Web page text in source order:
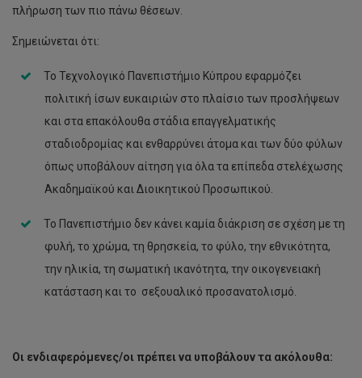
πλήρωση των πιο πάνω θέσεων.
Σημειώνεται ότι:
Το Τεχνολογικό Πανεπιστήμιο Κύπρου εφαρμόζει
πολιτική ίσων ευκαιριών στο πλαίσιο των προσλήψεων
και στα επακόλουθα στάδια επαγγελματικής
σταδιοδρομίας και ενθαρρύνει άτομα και των δύο φύλων
όπως υποβάλουν αίτηση για όλα τα επίπεδα στελέχωσης
Ακαδημαϊκού και Διοικητικού Προσωπικού.
Το Πανεπιστήμιο δεν κάνει καμία διάκριση σε σχέση με τη
φυλή, το χρώμα, τη θρησκεία, το φύλο, την εθνικότητα,
την ηλικία, τη σωματική ικανότητα, την οικογενειακή
κατάσταση και το σεξουαλικό προσανατολισμό.
Οι ενδιαφερόμενες/οι πρέπει να υποβάλουν τα ακόλουθα: